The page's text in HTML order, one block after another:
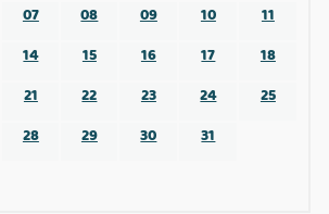
07 08 09 10
11
14 15 16 17
18
21 22 23 24
25
28 29 30 31